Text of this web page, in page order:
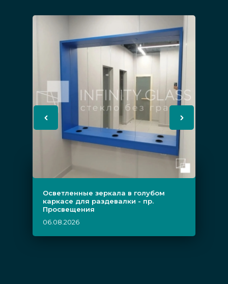
Осветленные зеркала в голубом
каркасе для раздевалки - пр.
Просвещения
06.08.2026